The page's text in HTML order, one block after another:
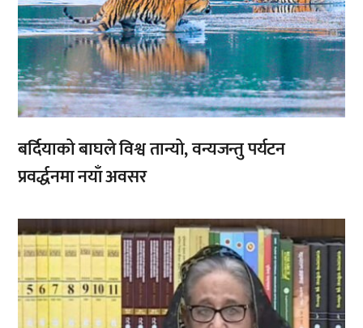
बर्दियाको बाघले विश्व तान्यो, वन्यजन्तु पर्यटन
प्रवर्द्धनमा नयाँ अवसर
,,